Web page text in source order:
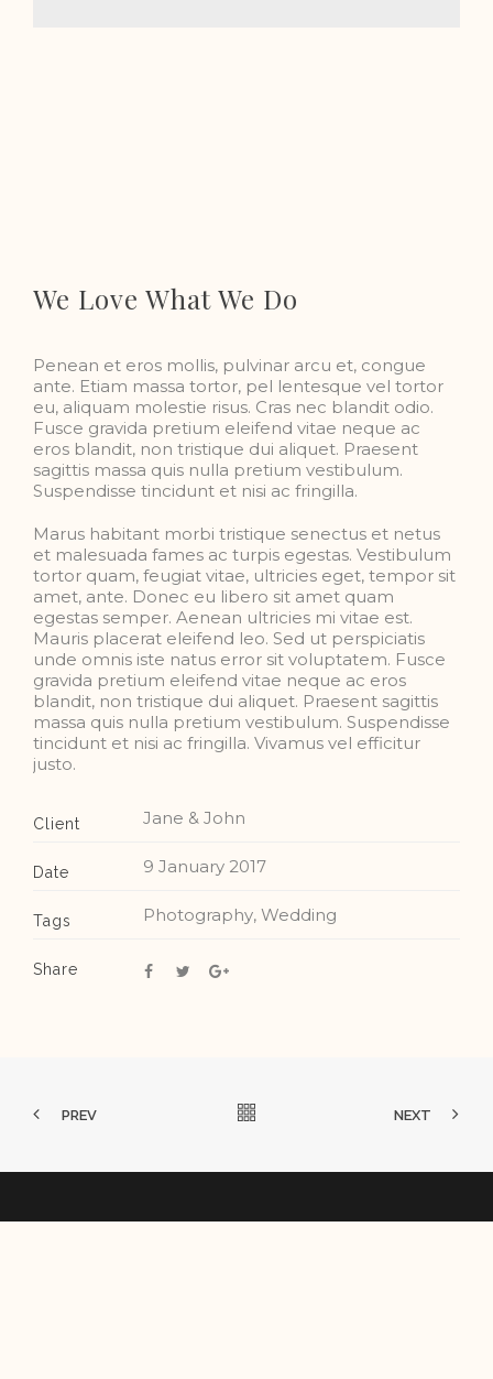
We Love What We Do
Penean et eros mollis, pulvinar arcu et, congue
ante. Etiam massa tortor, pel lentesque vel tortor
eu, aliquam molestie risus. Cras nec blandit odio.
Fusce gravida pretium eleifend vitae neque ac
eros blandit, non tristique dui aliquet. Praesent
sagittis massa quis nulla pretium vestibulum.
Suspendisse tincidunt et nisi ac fringilla.
Marus habitant morbi tristique senectus et netus
et malesuada fames ac turpis egestas. Vestibulum
tortor quam, feugiat vitae, ultricies eget, tempor sit
amet, ante. Donec eu libero sit amet quam
egestas semper. Aenean ultricies mi vitae est.
Mauris placerat eleifend leo. Sed ut perspiciatis
unde omnis iste natus error sit voluptatem. Fusce
gravida pretium eleifend vitae neque ac eros
blandit, non tristique dui aliquet. Praesent sagittis
massa quis nulla pretium vestibulum. Suspendisse
tincidunt et nisi ac fringilla. Vivamus vel efficitur
justo.
Client Jane & John
Date 9 January 2017
Tags Photography, Wedding
Share
PREV NEXT